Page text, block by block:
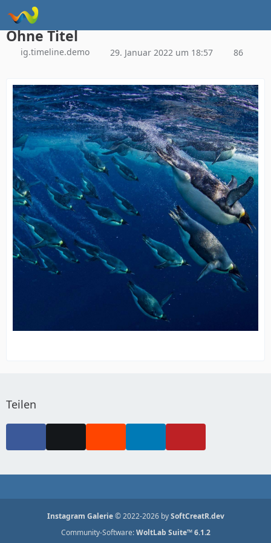
Instagram Galerie Demo
Ohne Titel
ig.timeline.demo 29. Januar 2022 um 18:57 86
Teilen
Instagram Galerie© 2022-2026 bySoftCreatR.dev
Community-Software:WoltLab Suite™ 6.1.2